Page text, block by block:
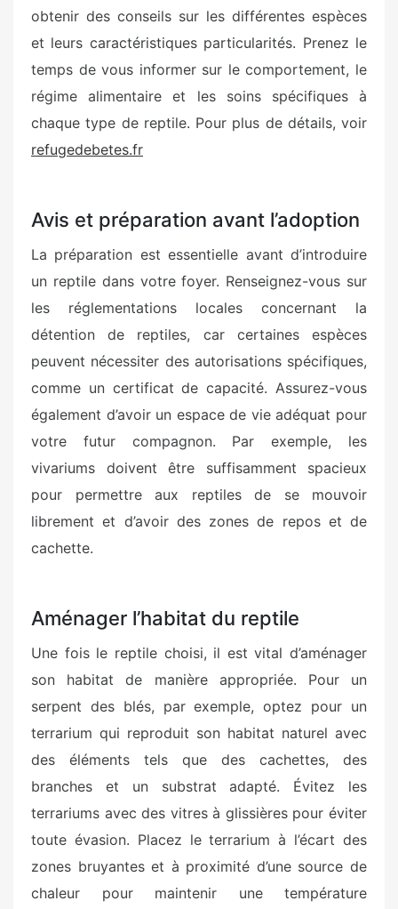
obtenir des conseils sur les différentes espèces
et leurs caractéristiques particularités. Prenez le
temps de vous informer sur le comportement, le
régime alimentaire et les soins spécifiques à
chaque type de reptile. Pour plus de détails, voir
refugedebetes.fr
Avis et préparation avant l’adoption
La préparation est essentielle avant d’introduire
un reptile dans votre foyer. Renseignez-vous sur
les réglementations locales concernant la
détention de reptiles, car certaines espèces
peuvent nécessiter des autorisations spécifiques,
comme un certificat de capacité. Assurez-vous
également d’avoir un espace de vie adéquat pour
votre futur compagnon. Par exemple, les
vivariums doivent être suffisamment spacieux
pour permettre aux reptiles de se mouvoir
librement et d’avoir des zones de repos et de
cachette.
Aménager l’habitat du reptile
Une fois le reptile choisi, il est vital d’aménager
son habitat de manière appropriée. Pour un
serpent des blés, par exemple, optez pour un
terrarium qui reproduit son habitat naturel avec
des éléments tels que des cachettes, des
branches et un substrat adapté. Évitez les
terrariums avec des vitres à glissières pour éviter
toute évasion. Placez le terrarium à l’écart des
zones bruyantes et à proximité d’une source de
chaleur pour maintenir une température